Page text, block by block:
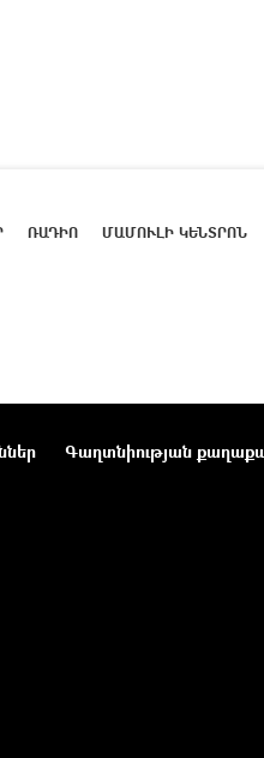
ՌԱԴԻՈ ՄԱՄՈՒԼԻ ԿԵՆՏՐՈՆ
Գաղտնիության